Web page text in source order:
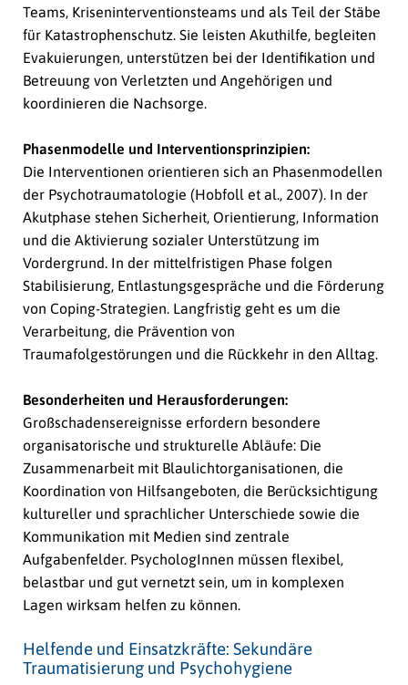
Teams, Kriseninterventionsteams und als Teil der Stäbe
für Katastrophenschutz. Sie leisten Akuthilfe, begleiten
Evakuierungen, unterstützen bei der Identifikation und
Betreuung von Verletzten und Angehörigen und
koordinieren die Nachsorge.
Phasenmodelle und Interventionsprinzipien:
Die Interventionen orientieren sich an Phasenmodellen
der Psychotraumatologie (Hobfoll et al., 2007). In der
Akutphase stehen Sicherheit, Orientierung, Information
und die Aktivierung sozialer Unterstützung im
Vordergrund. In der mittelfristigen Phase folgen
Stabilisierung, Entlastungsgespräche und die Förderung
von Coping-Strategien. Langfristig geht es um die
Verarbeitung, die Prävention von
Traumafolgestörungen und die Rückkehr in den Alltag.
Besonderheiten und Herausforderungen:
Großschadensereignisse erfordern besondere
organisatorische und strukturelle Abläufe: Die
Zusammenarbeit mit Blaulichtorganisationen, die
Koordination von Hilfsangeboten, die Berücksichtigung
kultureller und sprachlicher Unterschiede sowie die
Kommunikation mit Medien sind zentrale
Aufgabenfelder. PsychologInnen müssen flexibel,
belastbar und gut vernetzt sein, um in komplexen
Lagen wirksam helfen zu können.
Helfende und Einsatzkräfte: Sekundäre
Traumatisierung und Psychohygiene